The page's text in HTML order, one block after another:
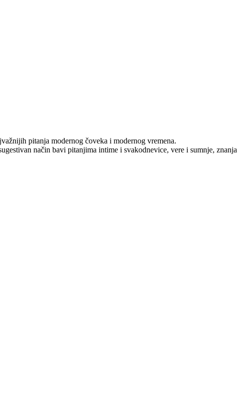
pitanja modernog čoveka i modernog vre­me­na.
način bavi pitanjima intime i svakodnevice, vere i sumnje, znanja